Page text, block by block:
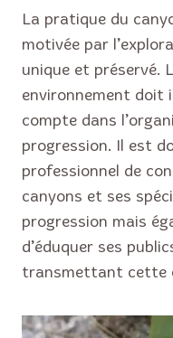
La pratique du
motivée par
unique et préservé.
environnement doit
compte dans
progression. Il est
professionnel de
canyons et ses
progression mais
d’éduquer ses
transmettant cette